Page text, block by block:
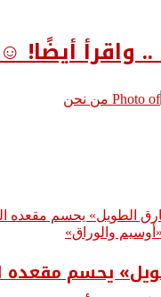
واقرأ أيضًا! ☺
يحسم مقعده